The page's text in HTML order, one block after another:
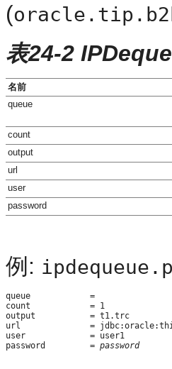
(
表24-2
名前
queue
count
output
url
user
password
例:
queue            =
count            = 1
output           = t1.trc
url              =
user             = user1
password         = password